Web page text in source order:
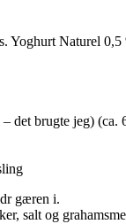
Yoghurt Naturel 0,5
det brugte jeg) (ca.
gæren i.
salt og